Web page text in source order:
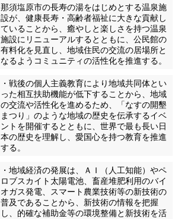
那須塩原市の長寿の湯をはじめとする温泉施
設が、健康長寿・高齢者福祉に大きな貢献し
ていることから、癒やしと楽しさを持つ温泉
施設にリニューアルするとともに、公民館の
有料化を見直し、地域住民の交流の居場所と
なるようコミュニティの活性化を推進する。
・戦後の個人主義教育により地域共同体とい
った相互扶助機能が低下することから、地域
の交流や活性化を進めるため、「なすの開墾
まつり」のような地域の歴史を伝承するイベ
ントを開催するとともに、世界で最も長い日
本の歴史を理解し、愛国心を持つ教育を推進
する。
・地域経済の発展は、ＡＩ（人工知能）やペ
ロブスカイト太陽電池、畜産堆肥利用のバイ
オガス発電、スマート農業技術等の新技術の
普及であることから、新技術の情報を把握
し、的確な補助金等の環境整備と新技術を活